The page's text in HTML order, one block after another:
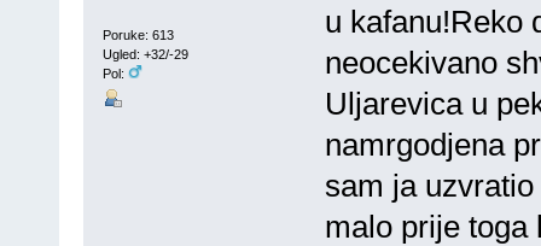
Poruke: 613
Ugled: +32/-29
Pol:
u kafanu!Reko
neocekivano
Uljarevica u
namrgodjena
sam ja
malo prije toga